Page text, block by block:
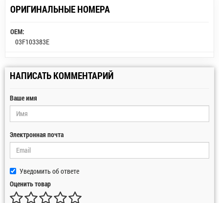
ОРИГИНАЛЬНЫЕ НОМЕРА
OEM:
03F103383E
НАПИСАТЬ КОММЕНТАРИЙ
Ваше имя
Электронная почта
Уведомить об ответе
Оценить товар